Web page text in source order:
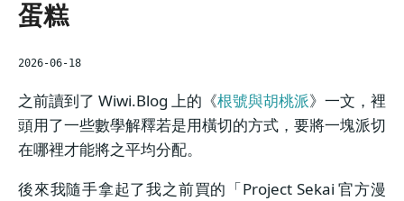
蛋糕
2026-06-18
之前讀到了 Wiwi.Blog 上的《根號與胡桃派》一文，裡
頭用了一些數學解釋若是用橫切的方式，要將一塊派切
在哪裡才能將之平均分配。
後來我隨手拿起了我之前買的「Project Sekai 官方漫